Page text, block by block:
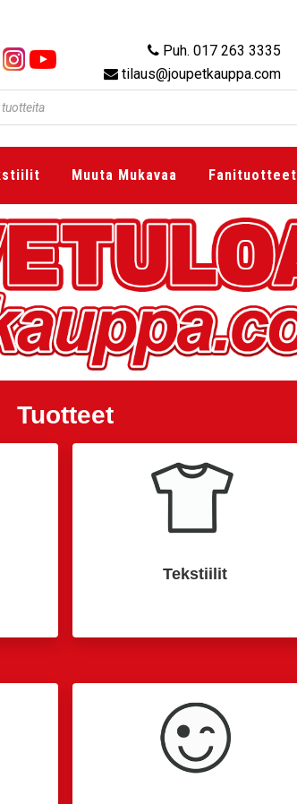
Puh. 017 263 3335
tilaus@joupetkauppa.com
Muuta Mukavaa Fanituotteet
Tuotteet
Tekstiilit